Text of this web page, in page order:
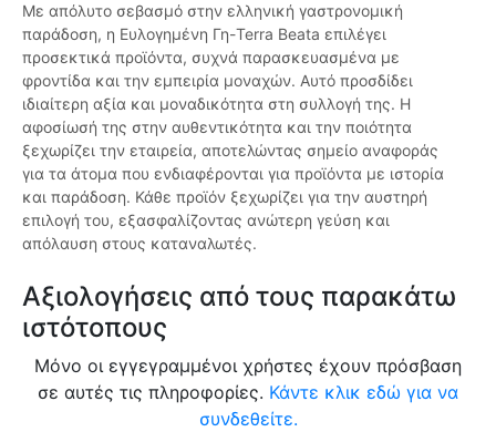
Με απόλυτο σεβασμό στην ελληνική γαστρονομική
παράδοση, η Ευλογημένη Γη-Terra Beata επιλέγει
προσεκτικά προϊόντα, συχνά παρασκευασμένα με
φροντίδα και την εμπειρία μοναχών. Αυτό προσδίδει
ιδιαίτερη αξία και μοναδικότητα στη συλλογή της. Η
αφοσίωσή της στην αυθεντικότητα και την ποιότητα
ξεχωρίζει την εταιρεία, αποτελώντας σημείο αναφοράς
για τα άτομα που ενδιαφέρονται για προϊόντα με ιστορία
και παράδοση. Κάθε προϊόν ξεχωρίζει για την αυστηρή
επιλογή του, εξασφαλίζοντας ανώτερη γεύση και
απόλαυση στους καταναλωτές.
Αξιολογήσεις από τους παρακάτω
ιστότοπους
Μόνο οι εγγεγραμμένοι χρήστες έχουν πρόσβαση
σε αυτές τις πληροφορίες. Κάντε κλικ εδώ για να
συνδεθείτε.